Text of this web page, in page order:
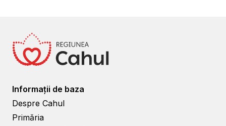
Informații de baza
Despre Cahul
Primăria